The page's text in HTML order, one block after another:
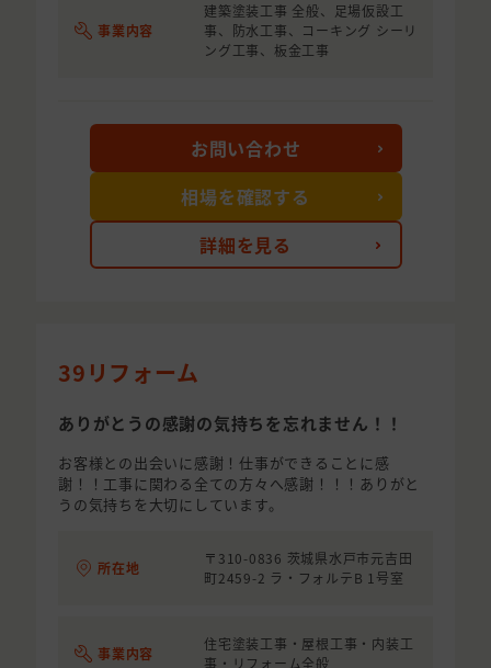
事業内容
建築塗装工事 全般、足場仮設工
事、防水工事、コーキング シーリ
ング工事、板金工事
詳細を見る
お問い合わせ
相場を確認する
39リフォーム
ありがとうの感謝の気持ちを忘れません！！
お客様との出会いに感謝！仕事ができることに感
謝！！工事に関わる全ての方々へ感謝！！！ありがと
うの気持ちを大切にしています。
所在地
〒310-0836 茨城県水戸市元吉田
町2459-2 ラ・フォルテB 1号室
事業内容
住宅塗装工事・屋根工事・内装工
事・リフォーム全般